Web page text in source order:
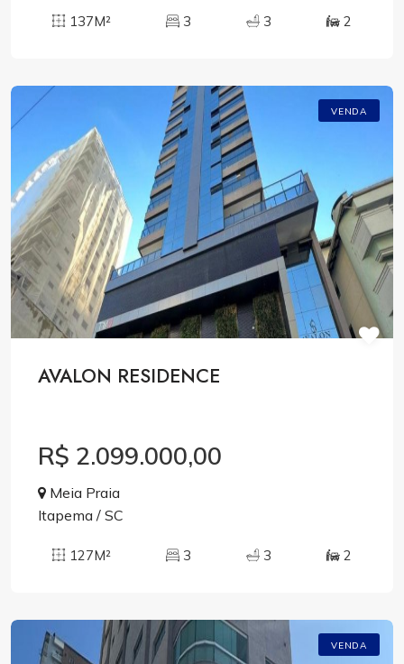
137M² 3 3 2
VENDA
AVALON RESIDENCE
R$ 2.099.000,00
Meia Praia
Itapema / SC
127M² 3 3 2
VENDA